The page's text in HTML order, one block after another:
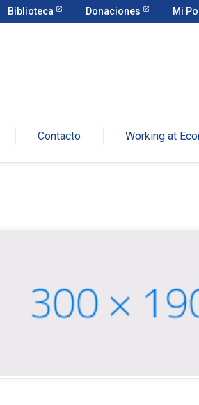
Biblioteca Donaciones Mi
Contacto Working at